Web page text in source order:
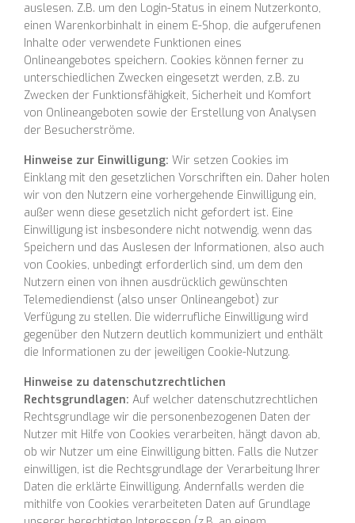
auslesen. Z.B. um den Login-Status in einem Nutzerkonto,
einen Warenkorbinhalt in einem E-Shop, die aufgerufenen
Inhalte oder verwendete Funktionen eines
Onlineangebotes speichern. Cookies können ferner zu
unterschiedlichen Zwecken eingesetzt werden, z.B. zu
Zwecken der Funktionsfähigkeit, Sicherheit und Komfort
von Onlineangeboten sowie der Erstellung von Analysen
der Besucherströme.
Hinweise zur Einwilligung: Wir setzen Cookies im
Einklang mit den gesetzlichen Vorschriften ein. Daher holen
wir von den Nutzern eine vorhergehende Einwilligung ein,
außer wenn diese gesetzlich nicht gefordert ist. Eine
Einwilligung ist insbesondere nicht notwendig, wenn das
Speichern und das Auslesen der Informationen, also auch
von Cookies, unbedingt erforderlich sind, um dem den
Nutzern einen von ihnen ausdrücklich gewünschten
Telemediendienst (also unser Onlineangebot) zur
Verfügung zu stellen. Die widerrufliche Einwilligung wird
gegenüber den Nutzern deutlich kommuniziert und enthält
die Informationen zu der jeweiligen Cookie-Nutzung.
Hinweise zu datenschutzrechtlichen
Rechtsgrundlagen: Auf welcher datenschutzrechtlichen
Rechtsgrundlage wir die personenbezogenen Daten der
Nutzer mit Hilfe von Cookies verarbeiten, hängt davon ab,
ob wir Nutzer um eine Einwilligung bitten. Falls die Nutzer
einwilligen, ist die Rechtsgrundlage der Verarbeitung Ihrer
Daten die erklärte Einwilligung. Andernfalls werden die
mithilfe von Cookies verarbeiteten Daten auf Grundlage